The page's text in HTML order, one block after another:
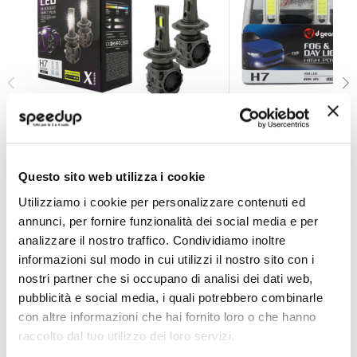
Questo sito web utilizza i cookie
Utilizziamo i cookie per personalizzare contenuti ed
annunci, per fornire funzionalità dei social media e per
analizzare il nostro traffico. Condividiamo inoltre
informazioni sul modo in cui utilizzi il nostro sito con i
nostri partner che si occupano di analisi dei dati web,
pubblicità e social media, i quali potrebbero combinarle
con altre informazioni che hai fornito loro o che hanno
raccolto dal tuo utilizzo dei loro servizi.
White H7 6000K 12V
59,40 €
Spedizione gratuita!
34,65 €
CONSEGNA IN 48H